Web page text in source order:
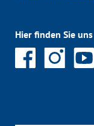
Hier finden Sie uns